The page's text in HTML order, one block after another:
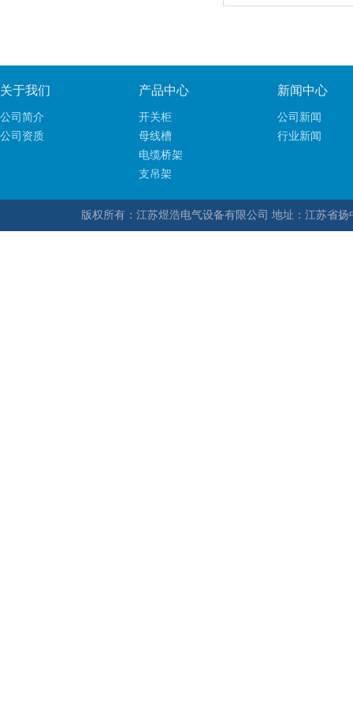
关于我们
公司简介
公司资质
产品中心
开关柜
母线槽
电缆桥架
支吊架
新闻中心
公司新闻
行业新闻
版权所有：江苏煜浩电气设备有限公司 地址：江苏省